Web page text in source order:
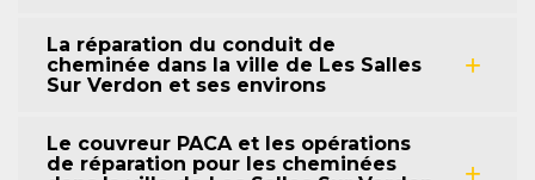
La réparation du conduit de
cheminée dans la ville de Les Salles
Sur Verdon et ses environs
Le couvreur PACA et les opérations
de réparation pour les cheminées